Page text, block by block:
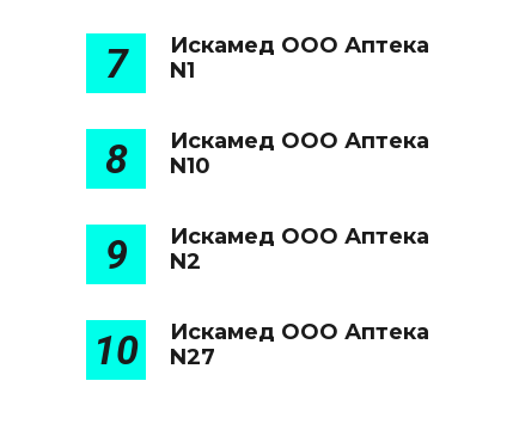
7
Искамед ООО Аптека
N1
8
Искамед ООО Аптека
N10
9
Искамед ООО Аптека
N2
10
Искамед ООО Аптека
N27